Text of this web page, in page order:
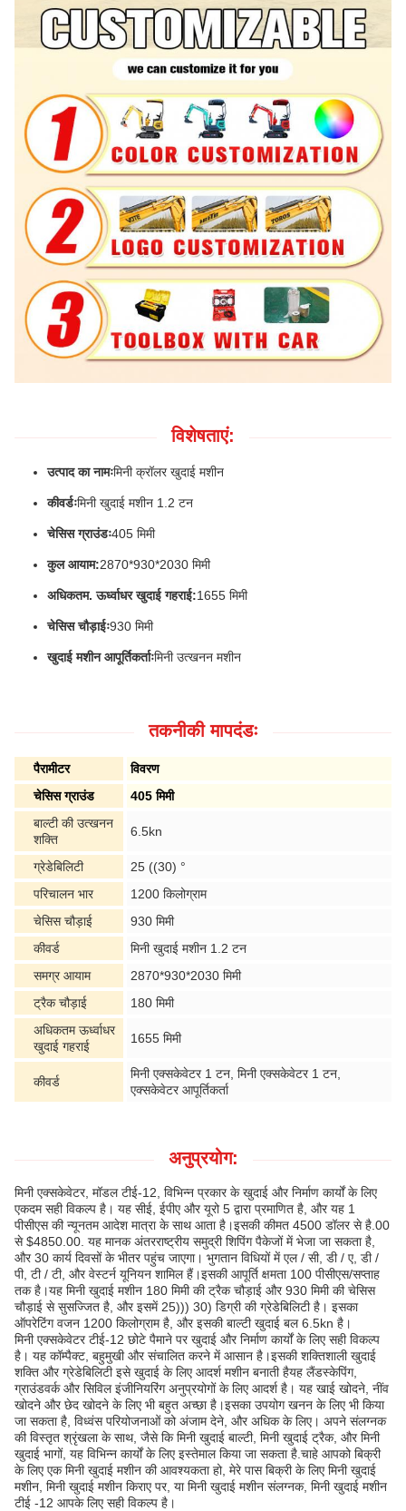
विशेषताएं:
उत्पाद का नामःमिनी क्रॉलर खुदाई मशीन
कीवर्डःमिनी खुदाई मशीन 1.2 टन
चेसिस ग्राउंडः405 मिमी
कुल आयाम:2870*930*2030 मिमी
अधिकतम. ऊर्ध्वाधर खुदाई गहराई:1655 मिमी
चेसिस चौड़ाईः930 मिमी
खुदाई मशीन आपूर्तिकर्ताःमिनी उत्खनन मशीन
तकनीकी मापदंडः
पैरामीटर
विवरण
चेसिस ग्राउंड
405 मिमी
बाल्टी की उत्खनन
शक्ति
6.5kn
ग्रेडेबिलिटी
25 ((30) °
परिचालन भार
1200 किलोग्राम
चेसिस चौड़ाई
930 मिमी
कीवर्ड
मिनी खुदाई मशीन 1.2 टन
समग्र आयाम
2870*930*2030 मिमी
ट्रैक चौड़ाई
180 मिमी
अधिकतम ऊर्ध्वाधर
खुदाई गहराई
1655 मिमी
कीवर्ड
मिनी एक्सकेवेटर 1 टन, मिनी एक्सकेवेटर 1 टन,
एक्सकेवेटर आपूर्तिकर्ता
अनुप्रयोग:
मिनी एक्सकेवेटर, मॉडल टीई-12, विभिन्न प्रकार के खुदाई और निर्माण कार्यों के लिए
एकदम सही विकल्प है। यह सीई, ईपीए और यूरो 5 द्वारा प्रमाणित है, और यह 1
पीसीएस की न्यूनतम आदेश मात्रा के साथ आता है।इसकी कीमत 4500 डॉलर से है.00
से $4850.00. यह मानक अंतरराष्ट्रीय समुद्री शिपिंग पैकेजों में भेजा जा सकता है,
और 30 कार्य दिवसों के भीतर पहुंच जाएगा। भुगतान विधियों में एल / सी, डी / ए, डी /
पी, टी / टी, और वेस्टर्न यूनियन शामिल हैं।इसकी आपूर्ति क्षमता 100 पीसीएस/सप्ताह
तक है।यह मिनी खुदाई मशीन 180 मिमी की ट्रैक चौड़ाई और 930 मिमी की चेसिस
चौड़ाई से सुसज्जित है, और इसमें 25))) 30) डिग्री की ग्रेडेबिलिटी है। इसका
ऑपरेटिंग वजन 1200 किलोग्राम है, और इसकी बाल्टी खुदाई बल 6.5kn है।
मिनी एक्सकेवेटर टीई-12 छोटे पैमाने पर खुदाई और निर्माण कार्यों के लिए सही विकल्प
है। यह कॉम्पैक्ट, बहुमुखी और संचालित करने में आसान है।इसकी शक्तिशाली खुदाई
शक्ति और ग्रेडेबिलिटी इसे खुदाई के लिए आदर्श मशीन बनाती हैयह लैंडस्केपिंग,
ग्राउंडवर्क और सिविल इंजीनियरिंग अनुप्रयोगों के लिए आदर्श है। यह खाई खोदने, नींव
खोदने और छेद खोदने के लिए भी बहुत अच्छा है।इसका उपयोग खनन के लिए भी किया
जा सकता है, विध्वंस परियोजनाओं को अंजाम देने, और अधिक के लिए। अपने संलग्नक
की विस्तृत श्रृंखला के साथ, जैसे कि मिनी खुदाई बाल्टी, मिनी खुदाई ट्रैक, और मिनी
खुदाई भागों, यह विभिन्न कार्यों के लिए इस्तेमाल किया जा सकता है.चाहे आपको बिक्री
के लिए एक मिनी खुदाई मशीन की आवश्यकता हो, मेरे पास बिक्री के लिए मिनी खुदाई
मशीन, मिनी खुदाई मशीन किराए पर, या मिनी खुदाई मशीन संलग्नक, मिनी खुदाई मशीन
टीई -12 आपके लिए सही विकल्प है।